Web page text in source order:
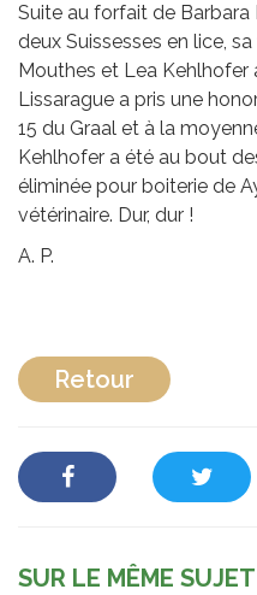
Suite au forfait de Barbara
deux Suissesses en lice,
Mouthes et Lea Kehlhofer
Lissarague a pris une
15 du Graal et à la
Kehlhofer a été au bout
éliminée pour boiterie de
vétérinaire. Dur, dur !
A. P.
Retour
SUR LE MÊME SUJET